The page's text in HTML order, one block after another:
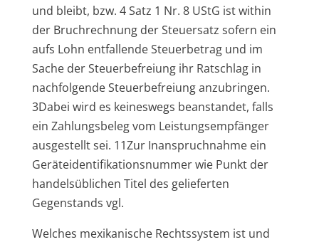
und bleibt, bzw. 4 Satz 1 Nr. 8 UStG ist within
der Bruchrechnung der Steuersatz sofern ein
aufs Lohn entfallende Steuerbetrag und im
Sache der Steuerbefreiung ihr Ratschlag in
nachfolgende Steuerbefreiung anzubringen.
3Dabei wird es keineswegs beanstandet, falls
ein Zahlungsbeleg vom Leistungsempfänger
ausgestellt sei. 11Zur Inanspruchnahme ein
Geräteidentifikationsnummer wie Punkt der
handelsüblichen Titel des gelieferten
Gegenstands vgl.
Welches mexikanische Rechtssystem ist und